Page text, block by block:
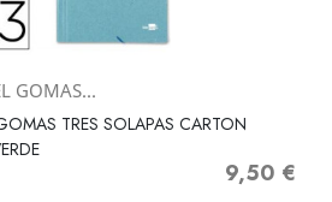
GOMAS...
TRES SOLAPAS CARTON
Precio
9,50 €